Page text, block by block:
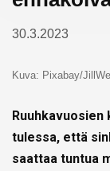
30.3.2023
Kuva: Pixabay/
tulessa, että
saattaa tuntua